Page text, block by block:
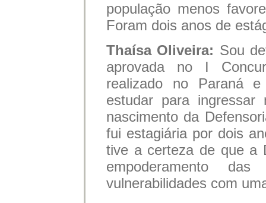
população menos
Foram dois anos de
Thaísa Oliveira: Sou
aprovada no I
realizado no Paraná
estudar para ingressar
nascimento da
fui estagiária por dois
tive a certeza de que a
empoderamento
vulnerabilidades com